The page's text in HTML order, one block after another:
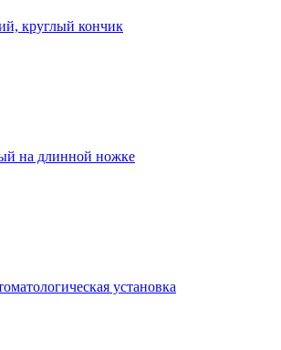
круглый кончик
на длинной ножке
установка